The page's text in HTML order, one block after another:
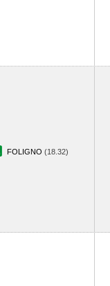
FOLIGNO (18.32)